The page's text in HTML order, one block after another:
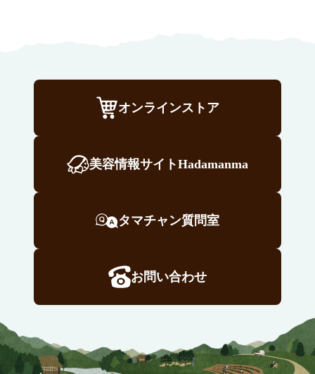
オンラインストア
美容情報サイトHadamanma
タマチャン質問室
お問い合わせ